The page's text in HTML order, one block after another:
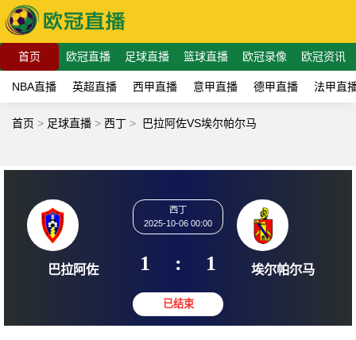
首页 欧冠直播 足球直播 篮球直播 欧冠录像 欧冠资讯
NBA直播 英超直播 西甲直播 意甲直播 德甲直播 法甲直
首页 > 足球直播 > 西丁 > 巴拉阿佐VS埃尔帕尔马
巴拉阿佐
西丁
2025-10-06 00:00
1 : 1 埃尔